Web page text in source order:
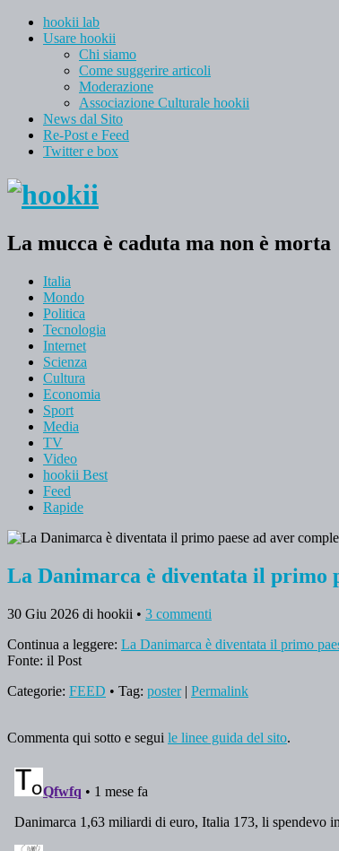
hookii lab
Usare hookii
Chi siamo
Come suggerire articoli
Moderazione
Associazione Culturale hookii
News dal Sito
Re-Post e Feed
Twitter e box
La mucca è caduta ma non è morta
Italia
Mondo
Politica
Tecnologia
Internet
Scienza
Cultura
Economia
Sport
Media
TV
Video
hookii Best
Feed
Rapide
La Danimarca è diventata il primo
30 Giu 2026 di hookii • 3 commenti
Continua a leggere: La Danimarca è diventata il primo
Fonte: il Post
Categorie: FEED • Tag: poster| Permalink
Commenta qui sotto e segui le linee guida del sito.